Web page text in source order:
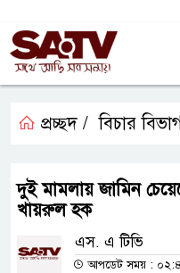
প্রচ্ছদ / বিচার
দুই মামলায় জামিন
খায়রুল হক
এস. এ টিভি
আপডেট সময় :